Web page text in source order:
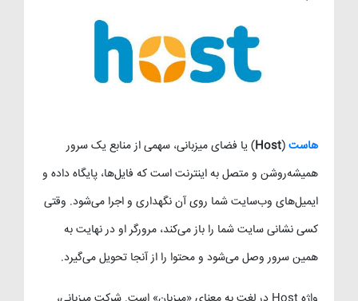
هاست(
Host) یا فضای میزبانی، سهمی از منابع یک سرور
همیشه‌روشن و متصل به اینترنت است که فایل‌ها، پایگاه داده و
ایمیل‌های وب‌سایت شما روی آن نگهداری و اجرا می‌شود. وقتی
کسی نشانی سایت شما را باز می‌کند، مرورگر او در نهایت به
همین سرور وصل می‌شود و محتوا را از آنجا تحویل می‌گیرد.